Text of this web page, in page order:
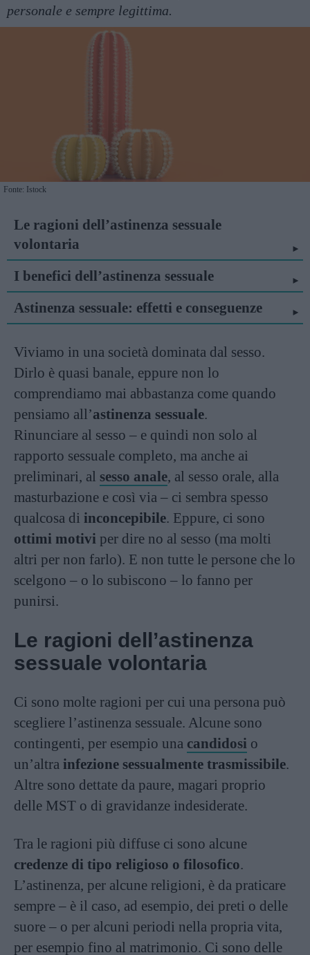
personale e sempre legittima.
Fonte: Istock
Le ragioni dell’astinenza sessuale
volontaria
I benefici dell’astinenza sessuale
Astinenza sessuale: effetti e conseguenze
Viviamo in una società dominata dal sesso.
Dirlo è quasi banale, eppure non lo
comprendiamo mai abbastanza come quando
pensiamo all’astinenza sessuale.
Rinunciare al sesso – e quindi non solo al
rapporto sessuale completo, ma anche ai
preliminari, al sesso anale, al sesso orale, alla
masturbazione e così via – ci sembra spesso
qualcosa di inconcepibile. Eppure, ci sono
ottimi motivi per dire no al sesso (ma molti
altri per non farlo). E non tutte le persone che lo
scelgono – o lo subiscono – lo fanno per
punirsi.
Le ragioni dell’astinenza
sessuale volontaria
Ci sono molte ragioni per cui una persona può
scegliere l’astinenza sessuale. Alcune sono
contingenti, per esempio una candidosi o
un’altra infezione sessualmente trasmissibile.
Altre sono dettate da paure, magari proprio
delle MST o di gravidanze indesiderate.
Tra le ragioni più diffuse ci sono alcune
credenze di tipo religioso o filosofico.
L’astinenza, per alcune religioni, è da praticare
sempre – è il caso, ad esempio, dei preti o delle
suore – o per alcuni periodi nella propria vita,
per esempio fino al matrimonio. Ci sono delle